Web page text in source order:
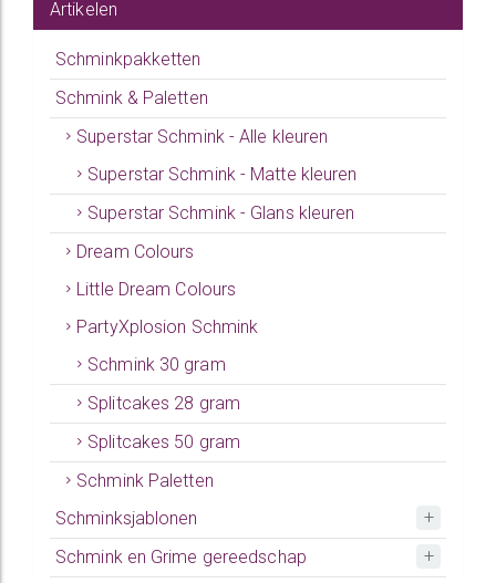
Artikelen
Schminkpakketten
Schmink & Paletten
Superstar Schmink - Alle kleuren
Superstar Schmink - Matte kleuren
Superstar Schmink - Glans kleuren
Dream Colours
Little Dream Colours
PartyXplosion Schmink
Schmink 30 gram
Splitcakes 28 gram
Splitcakes 50 gram
Schmink Paletten
Schminksjablonen
Schmink en Grime gereedschap